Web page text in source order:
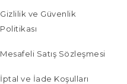
Gizlilik ve Güvenlik
Politikası
Mesafeli Satış Sözleşmesi
İptal ve İade Koşulları